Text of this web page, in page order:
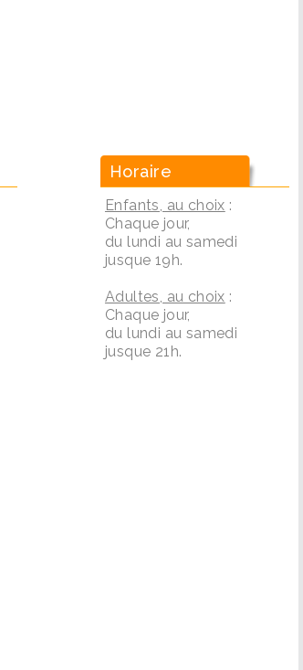
Horaire
Enfants, au choix :
Chaque jour,
du lundi au samedi
jusque 19h.
Adultes, au choix :
Chaque jour,
du lundi au samedi
jusque 21h.